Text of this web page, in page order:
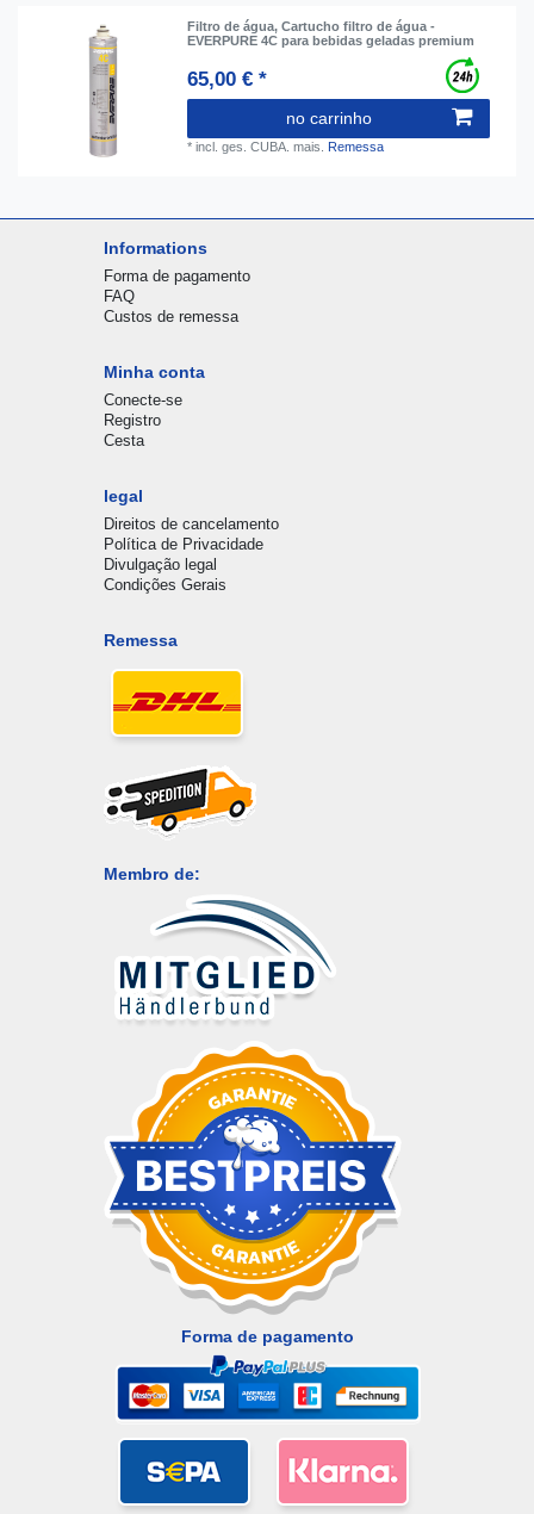
Filtro de água, Cartucho filtro de água -
EVERPURE 4C para bebidas geladas premium
65,00 € *
no carrinho
*incl. ges. CUBA. mais. Remessa
Informations
Forma de pagamento
FAQ
Custos de remessa
Minha conta
Conecte-se
Registro
Cesta
legal
Direitos de cancelamento
Política de Privacidade
Divulgação legal
Condições Gerais
Remessa
Membro de:
Forma de pagamento